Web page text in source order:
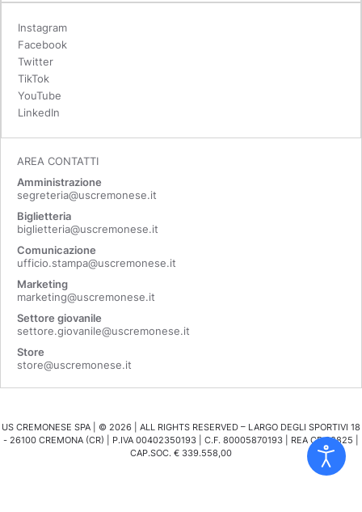
Instagram
Facebook
Twitter
TikTok
YouTube
LinkedIn
AREA CONTATTI
Amministrazione
segreteria@uscremonese.it
Biglietteria
biglietteria@uscremonese.it
Comunicazione
ufficio.stampa@uscremonese.it
Marketing
marketing@uscremonese.it
Settore giovanile
settore.giovanile@uscremonese.it
Store
store@uscremonese.it
US CREMONESE SPA | © 2026 | ALL RIGHTS RESERVED – LARGO DEGLI SPORTIVI 18
- 26100 CREMONA (CR) | P.IVA 00402350193 | C.F. 80005870193 | REA CR 98825 |
CAP.SOC. € 339.558,00